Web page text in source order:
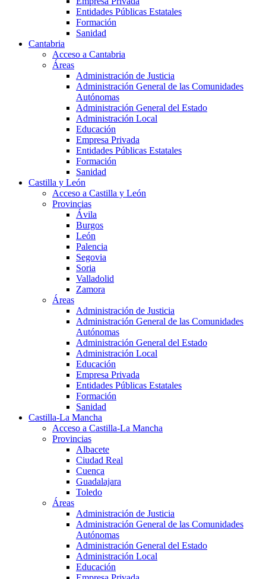
Entidades Públicas Estatales
Formación
Sanidad
Cantabria
Acceso a Cantabria
Áreas
Administración de Justicia
Administración General de las Comunidades
Autónomas
Administración General del Estado
Administración Local
Educación
Empresa Privada
Entidades Públicas Estatales
Formación
Sanidad
Castilla y León
Acceso a Castilla y León
Provincias
Ávila
Burgos
León
Palencia
Segovia
Soria
Valladolid
Zamora
Áreas
Administración de Justicia
Administración General de las Comunidades
Autónomas
Administración General del Estado
Administración Local
Educación
Empresa Privada
Entidades Públicas Estatales
Formación
Sanidad
Castilla-La Mancha
Acceso a Castilla-La Mancha
Provincias
Albacete
Ciudad Real
Cuenca
Guadalajara
Toledo
Áreas
Administración de Justicia
Administración General de las Comunidades
Autónomas
Administración General del Estado
Administración Local
Educación